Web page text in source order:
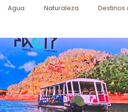
Agua Naturaleza Destinos
Formación